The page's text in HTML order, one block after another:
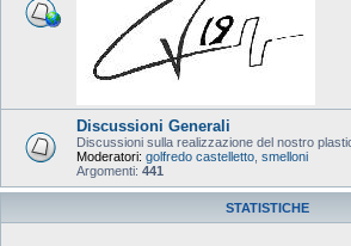
Discussioni Generali
Discussioni sulla realizzazione del nostro
Moderatori: golfredo castelletto smelloni
Argomenti: 441
STATISTICHE